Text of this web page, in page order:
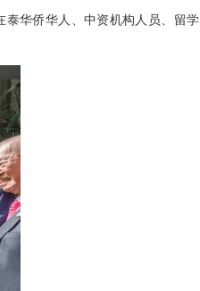
泰华侨华人、中资机构人员、留学